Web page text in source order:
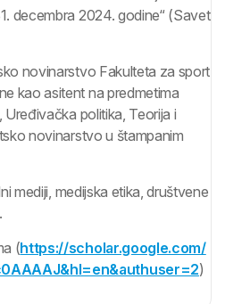
decembra 2024. godine“ (Savet
novinarstvo Fakulteta za sport
kao asitent na predmetima
politika, Teorija i
novinarstvo u štampanim
mediji, medijska etika, društvene
(https://scholar.google.com/
hl=en&authuser=2)